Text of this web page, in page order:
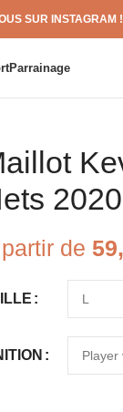
SUR INSTAGRAM !
Parrainage
de